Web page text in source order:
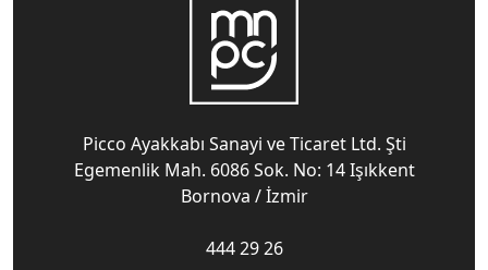
Picco Ayakkabı Sanayi ve Ticaret Ltd. Şti
Egemenlik Mah. 6086 Sok. No: 14 Işıkkent
Bornova / İzmir
444 29 26